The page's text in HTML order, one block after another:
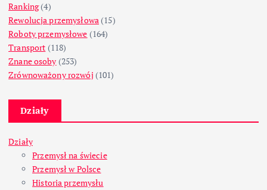
Ranking(4)
Rewolucja przemysłowa (15)
Roboty przemysłowe (164)
Transport (118)
Znane osoby (253)
Zrównoważony rozwój (101)
Działy
Działy
Przemysł na świecie
Przemysł w Polsce
Historia przemysłu